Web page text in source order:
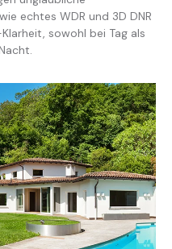
echtes WDR und 3D DNR
sowohl bei Tag als